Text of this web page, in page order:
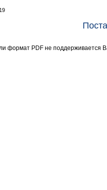
формат PDF не поддерживается